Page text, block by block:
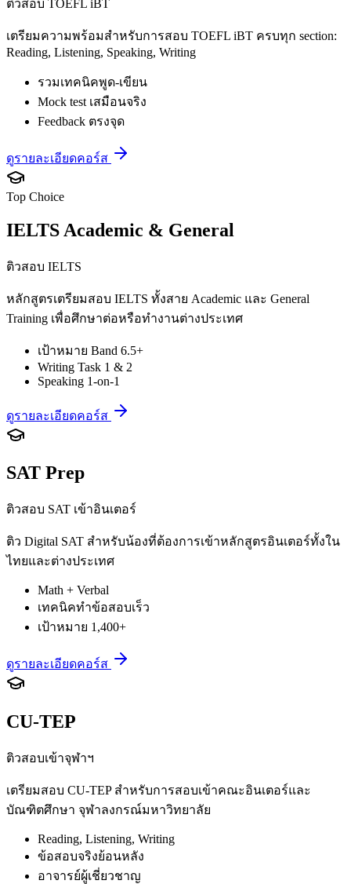
ติวสอบ TOEFL iBT
เตรียมความพร้อมสำหรับการสอบ TOEFL iBT ครบทุก section:
Reading, Listening, Speaking, Writing
รวมเทคนิคพูด-เขียน
Mock test เสมือนจริง
Feedback ตรงจุด
ดูรายละเอียดคอร์ส
Top Choice
IELTS Academic & General
ติวสอบ IELTS
หลักสูตรเตรียมสอบ IELTS ทั้งสาย Academic และ General
Training เพื่อศึกษาต่อหรือทำงานต่างประเทศ
เป้าหมาย Band 6.5+
Writing Task 1 & 2
Speaking 1-on-1
ดูรายละเอียดคอร์ส
SAT Prep
ติวสอบ SAT เข้าอินเตอร์
ติว Digital SAT สำหรับน้องที่ต้องการเข้าหลักสูตรอินเตอร์ทั้งใน
ไทยและต่างประเทศ
Math + Verbal
เทคนิคทำข้อสอบเร็ว
เป้าหมาย 1,400+
ดูรายละเอียดคอร์ส
CU-TEP
ติวสอบเข้าจุฬาฯ
เตรียมสอบ CU-TEP สำหรับการสอบเข้าคณะอินเตอร์และ
บัณฑิตศึกษา จุฬาลงกรณ์มหาวิทยาลัย
Reading, Listening, Writing
ข้อสอบจริงย้อนหลัง
อาจารย์ผู้เชี่ยวชาญ